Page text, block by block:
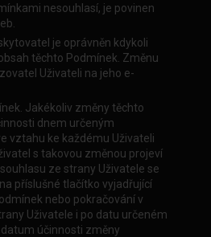
nesouhlasí, je povinen
je oprávněn kdykoli
těchto Podmínek. Změnu
Uživateli na jeho e-
Jakékoliv změny těchto
dnem určeným
vztahu ke každému Uživateli
s takovou změnou projeví
ze strany Uživatele se
příslušné tlačítko vyjadřující
nebo pokračování v
Uživatele i po datu určeném
účinnosti změny